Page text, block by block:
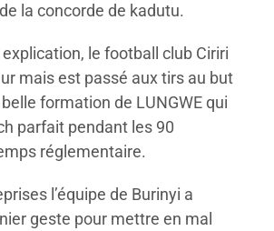
la concorde de kadutu.
le football club Ciriri
mais est passé aux tirs au but
formation de LUNGWE qui
parfait pendant les 90
réglementaire.
l’équipe de Burinyi a
geste pour mettre en mal